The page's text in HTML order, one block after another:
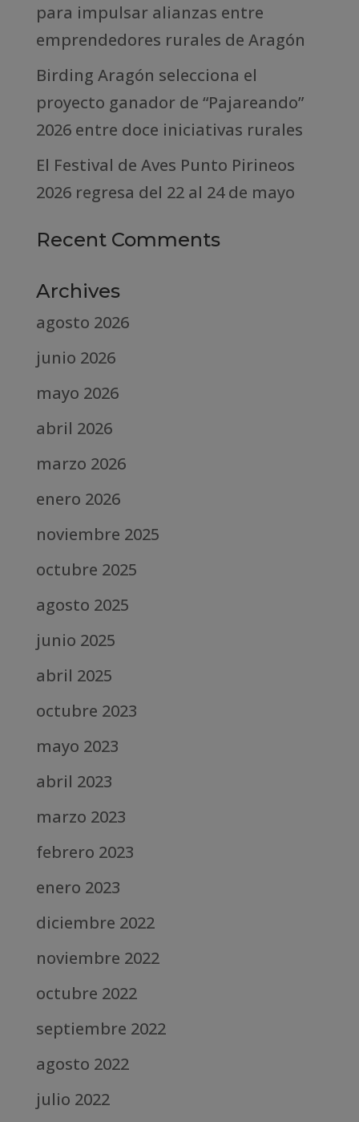
para impulsar alianzas entre
emprendedores rurales de Aragón
Birding Aragón selecciona el
proyecto ganador de “Pajareando”
2026 entre doce iniciativas rurales
El Festival de Aves Punto Pirineos
2026 regresa del 22 al 24 de mayo
Recent Comments
Archives
agosto 2026
junio 2026
mayo 2026
abril 2026
marzo 2026
enero 2026
noviembre 2025
octubre 2025
agosto 2025
junio 2025
abril 2025
octubre 2023
mayo 2023
abril 2023
marzo 2023
febrero 2023
enero 2023
diciembre 2022
noviembre 2022
octubre 2022
septiembre 2022
agosto 2022
julio 2022